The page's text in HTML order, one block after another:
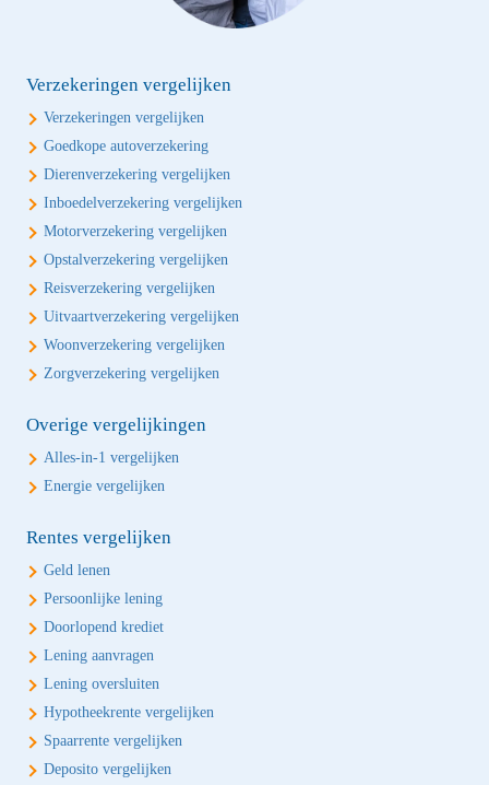
Verzekeringen vergelijken
Verzekeringen vergelijken
Goedkope autoverzekering
Dierenverzekering vergelijken
Inboedelverzekering vergelijken
Motorverzekering vergelijken
Opstalverzekering vergelijken
Reisverzekering vergelijken
Uitvaartverzekering vergelijken
Woonverzekering vergelijken
Zorgverzekering vergelijken
Overige vergelijkingen
Alles-in-1 vergelijken
Energie vergelijken
Rentes vergelijken
Geld lenen
Persoonlijke lening
Doorlopend krediet
Lening aanvragen
Lening oversluiten
Hypotheekrente vergelijken
Spaarrente vergelijken
Deposito vergelijken